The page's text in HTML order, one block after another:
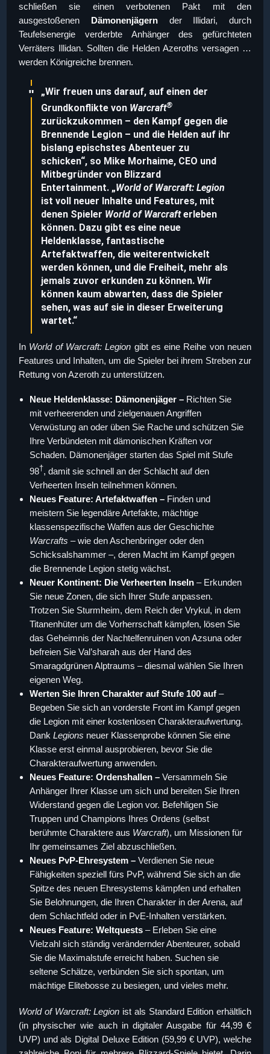
schließen sie einen verbotenen Pakt mit den
ausgestoßenen Dämonenjägern der Illidari, durch
Teufelsenergie verderbte Anhänger des gefürchteten
Verräters Illidan. Sollten die Helden Azeroths versagen …
werden Königreiche brennen.
„Wir freuen uns darauf, auf einen der
Grundkonflikte von Warcraft®
zurückzukommen – den Kampf gegen die
Brennende Legion – und die Helden auf ihr
bislang epischstes Abenteuer zu
schicken“, so Mike Morhaime, CEO und
Mitbegründer von Blizzard
Entertainment. „World of Warcraft: Legion
ist voll neuer Inhalte und Features, mit
denen Spieler World of Warcrafterleben
können. Dazu gibt es eine neue
Heldenklasse, fantastische
Artefaktwaffen, die weiterentwickelt
werden können, und die Freiheit, mehr als
jemals zuvor erkunden zu können. Wir
können kaum abwarten, dass die Spieler
sehen, was auf sie in dieser Erweiterung
wartet.“
In World of Warcraft: Legion gibt es eine Reihe von neuen
Features und Inhalten, um die Spieler bei ihrem Streben zur
Rettung von Azeroth zu unterstützen.
Neue Heldenklasse: Dämonenjäger – Richten Sie
mit verheerenden und zielgenauen Angriffen
Verwüstung an oder üben Sie Rache und schützen Sie
Ihre Verbündeten mit dämonischen Kräften vor
Schaden. Dämonenjäger starten das Spiel mit Stufe
98†, damit sie schnell an der Schlacht auf den
Verheerten Inseln teilnehmen können.
Neues Feature: Artefaktwaffen – Finden und
meistern Sie legendäre Artefakte, mächtige
klassenspezifische Waffen aus der Geschichte
Warcrafts – wie den Aschenbringer oder den
Schicksalshammer –, deren Macht im Kampf gegen
die Brennende Legion stetig wächst.
Neuer Kontinent: Die Verheerten Inseln – Erkunden
Sie neue Zonen, die sich Ihrer Stufe anpassen.
Trotzen Sie Sturmheim, dem Reich der Vrykul, in dem
Titanenhüter um die Vorherrschaft kämpfen, lösen Sie
das Geheimnis der Nachtelfenruinen von Azsuna oder
befreien Sie Val’sharah aus der Hand des
Smaragdgrünen Alptraums – diesmal wählen Sie Ihren
eigenen Weg.
Werten Sie Ihren Charakter auf Stufe 100 auf –
Begeben Sie sich an vorderste Front im Kampf gegen
die Legion mit einer kostenlosen Charakteraufwertung.
Dank Legions neuer Klassenprobe können Sie eine
Klasse erst einmal ausprobieren, bevor Sie die
Charakteraufwertung anwenden.
Neues Feature: Ordenshallen – Versammeln Sie
Anhänger Ihrer Klasse um sich und bereiten Sie Ihren
Widerstand gegen die Legion vor. Befehligen Sie
Truppen und Champions Ihres Ordens (selbst
berühmte Charaktere aus Warcraft), um Missionen für
Ihr gemeinsames Ziel abzuschließen.
Neues PvP-Ehresystem – Verdienen Sie neue
Fähigkeiten speziell fürs PvP, während Sie sich an die
Spitze des neuen Ehresystems kämpfen und erhalten
Sie Belohnungen, die Ihren Charakter in der Arena, auf
dem Schlachtfeld oder in PvE-Inhalten verstärken.
Neues Feature: Weltquests – Erleben Sie eine
Vielzahl sich ständig verändernder Abenteurer, sobald
Sie die Maximalstufe erreicht haben. Suchen sie
seltene Schätze, verbünden Sie sich spontan, um
mächtige Elitebosse zu besiegen, und vieles mehr.
World of Warcraft: Legion ist als Standard Edition erhältlich
(in physischer wie auch in digitaler Ausgabe für 44,99 €
UVP) und als Digital Deluxe Edition (59,99 € UVP), welche